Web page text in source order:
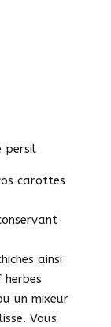
persil
carottes
ainsi
un mixeur
Vous